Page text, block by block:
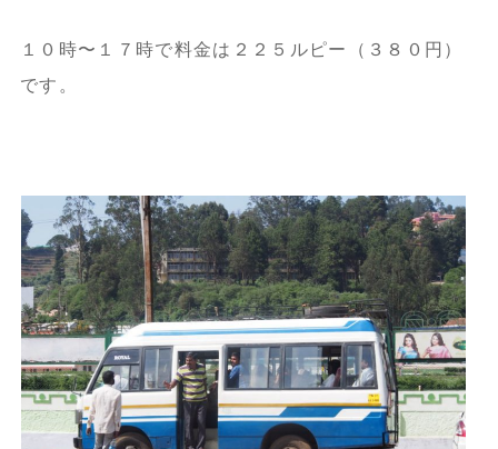
１０時〜１７時で料金は２２５ルピー（３８０円）
です。